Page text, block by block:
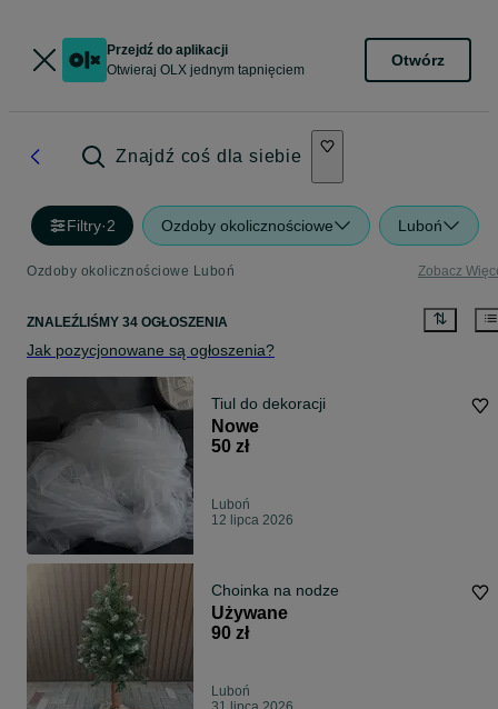
Przejdź do aplikacji
Otwieraj OLX jednym tapnięciem
Otwórz
Znajdź coś dla siebie
Filtry·2 Ozdoby okolicznościowe Luboń
Ozdoby okolicznościowe Luboń Zobacz
ZNALEŹLIŚMY 34 OGŁOSZENIA
Jak pozycjonowane są ogłoszenia?
Tiul do dekoracji
Nowe
50 zł
Luboń
12 lipca 2026
Choinka na nodze
Używane
90 zł
Luboń